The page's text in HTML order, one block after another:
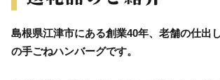
島根県江津市にある創業40年、老舗の仕出
の手ごねハンバーグです。